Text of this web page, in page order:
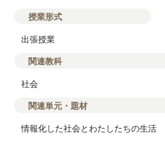
授業形式
出張授業
関連教科
社会
関連単元・題材
情報化した社会とわたしたちの生活